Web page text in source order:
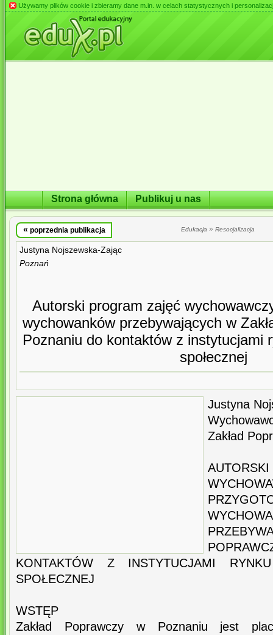
Używamy plików cookie i zbieramy dane m.in. w celach statystycznych i
Strona główna Publikuj u nas
« poprzednia publikacja Edukacja » Resocjalizacja
Justyna Nojszewska-Zając
Poznań
Autorski program zajęć
wychowanków przebywających w
Poznaniu do kontaktów z instytucjami
społecznej
Justyna
Zakład
KONTAKTÓW Z INSTYTUCJAMI
SPOŁECZNEJ
WSTĘP
Zakład Poprawczy w Poznaniu jest